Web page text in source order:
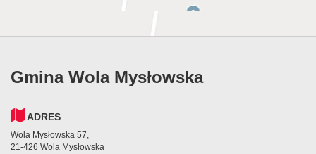
Gmina Wola Mysłowska
ADRES
Wola Mysłowska 57,
21-426 Wola Mysłowska